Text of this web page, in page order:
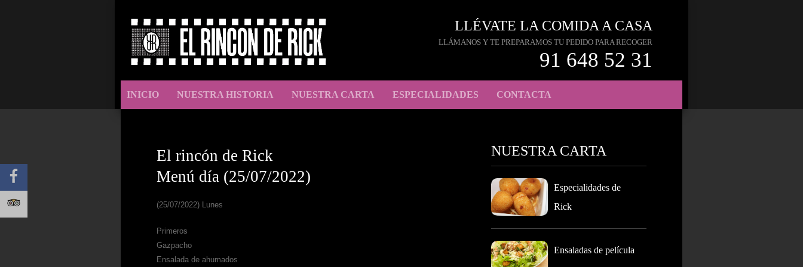
LLÉVATE LA COMIDA A CASA
LLÁMANOS Y TE PREPARAMOS TU PEDIDO PARA RECOGER
91 648 52 31
INICIO NUESTRA HISTORIA NUESTRA CARTA ESPECIALIDADES CONTACTA
El rincón de Rick
Menú día (25/07/2022)
(25/07/2022) Lunes
Primeros
Gazpacho
Ensalada de ahumados
NUESTRA CARTA
Especialidades de
Rick
Ensaladas de película